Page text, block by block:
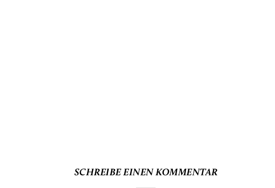
SCHREIBE EINEN KOMMENTAR